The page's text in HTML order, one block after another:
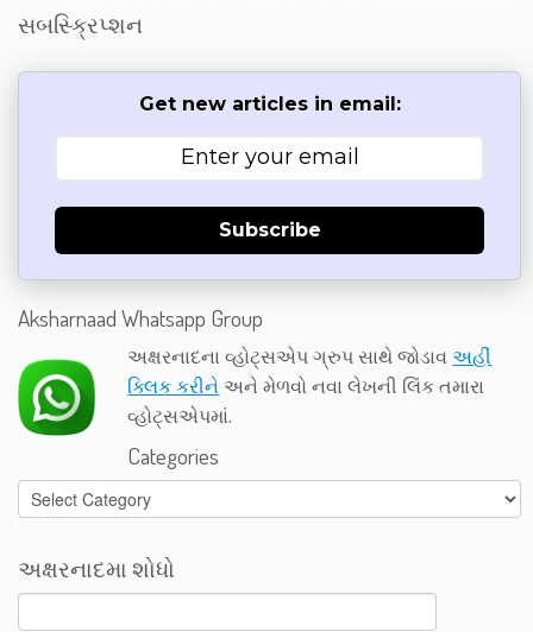
સબસ્ક્રિપ્શન
Get new articles in email:
Subscribe
Aksharnaad Whatsapp Group
અક્ષરનાદના વ્હોટ્સએપ ગ્રુપ સાથે જોડાવઅહીં
ક્લિક કરીને અને મેળવો નવા લેખની લિંક તમારા
વ્હોટ્સએપમાં.
Categories
Categories
અક્ષરનાદમા શોધો